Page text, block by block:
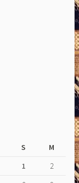
S
M
1
2